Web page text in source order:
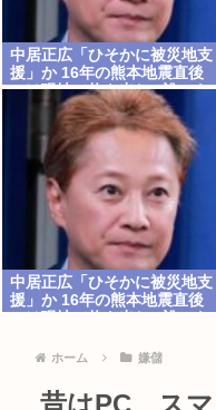
中居正広「ひそかに被災地支
援」か 16年の熊本地震直後
には現地で炊き出し “誰にも
知られなくて良い”と、強ま
る福祉活動への思い
中居正広「ひそかに被災地支
援」か 16年の熊本地震直後
る福祉活動への思い
ホーム 嫌儲
昔はPC、ス